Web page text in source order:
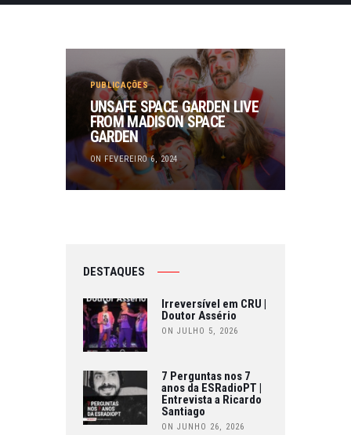
ARTIGOS
PUBLICAÇÕES
UNSAFE SPACE GARDEN LIVE
FROM MADISON SPACE
GARDEN
ON FEVEREIRO 6, 2024
DESTAQUES
Irreversível em CRU |
Doutor Assério
ON JULHO 5, 2026
7 Perguntas nos 7
anos da ESRadioPT |
Entrevista a Ricardo
Santiago
ON JUNHO 26, 2026